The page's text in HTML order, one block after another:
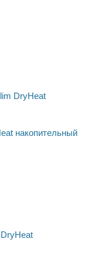
накопительный